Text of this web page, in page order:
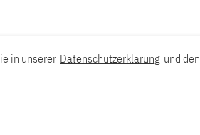
in unserer Datenschutzerklärung und den